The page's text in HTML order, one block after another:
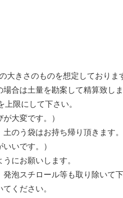
大きさのものを想定しておりま
合は土量を勘案して精算致しま
上限にして下さい。
大変です。）
のう袋はお持ち帰り頂きます。
いです。）
にお願いします。
泡スチロール等も取り除いて下
ください。